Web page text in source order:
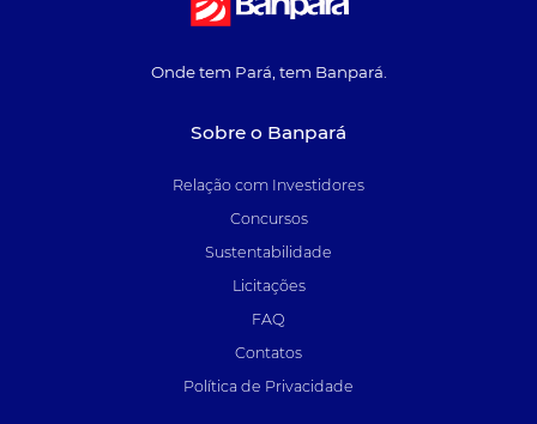
Onde tem Pará, tem Banpará.
Sobre o Banpará
Relação com Investidores
Concursos
Sustentabilidade
Licitações
FAQ
Contatos
Política de Privacidade